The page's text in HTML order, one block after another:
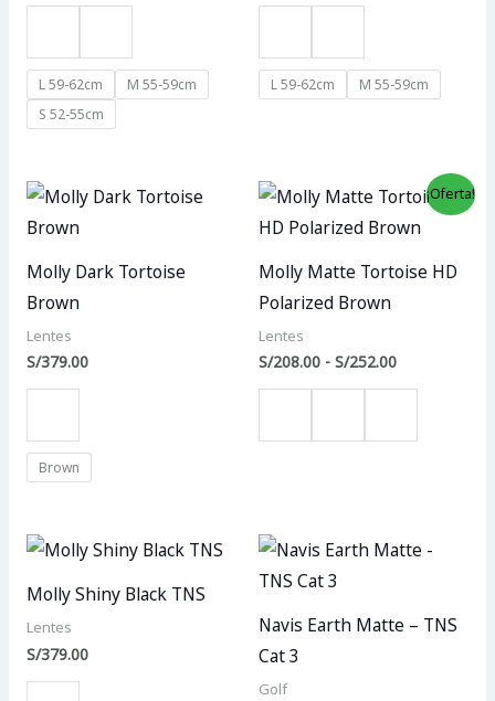
L 59-62cm
M 55-59cm
S 52-55cm
L 59-62cm M 55-59cm
Molly Dark Tortoise
Brown
Lentes
S/379.00
Brown
¡Oferta!
Molly Matte Tortoise HD
Polarized Brown
Lentes
S/208.00 - S/252.00
Rango
de
precios:
S/208.00
Molly Shiny Black TNS
Lentes
S/379.00
Navis Earth Matte – TNS
Cat 3
Golf